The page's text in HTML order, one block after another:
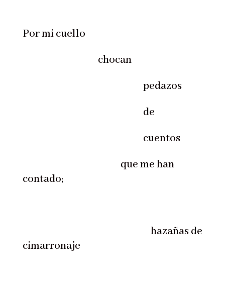
Por mi cuello
chocan
pedazos
de
cuentos
que me han
contado;
hazañas de
cimarronaje